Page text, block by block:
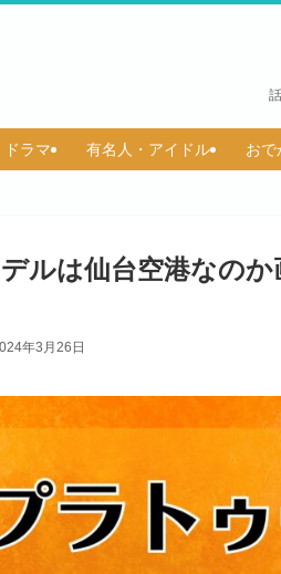
ドラマ 有名人・アイドル おで
ルは仙台空港なの
年3月26日